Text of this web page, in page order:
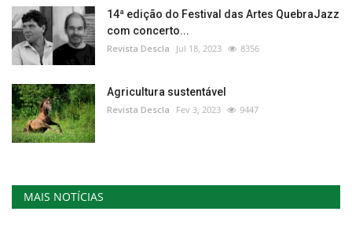
14ª edição do Festival das Artes QuebraJazz
com concerto...
Revista Descla Jul 18, 2023 8356
Agricultura sustentável
Revista Descla Fev 3, 2023 9447
MAIS NOTÍCIAS